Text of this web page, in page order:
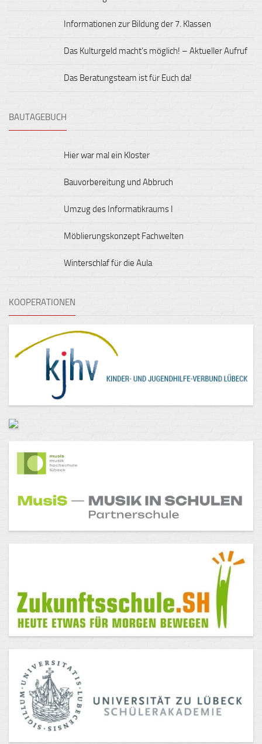
Informationen zur Bildung der 7. Klassen
Das Kulturgeld macht’s möglich! – Aktueller Aufruf
Das Beratungsteam ist für Euch da!
BAUTAGEBUCH
Hier war mal ein Kloster
Bauvorbereitung und Abbruch
Umzug des Informatikraums I
Möblierungskonzept Fachwelten
Winterschlaf für die Aula
KOOPERATIONEN